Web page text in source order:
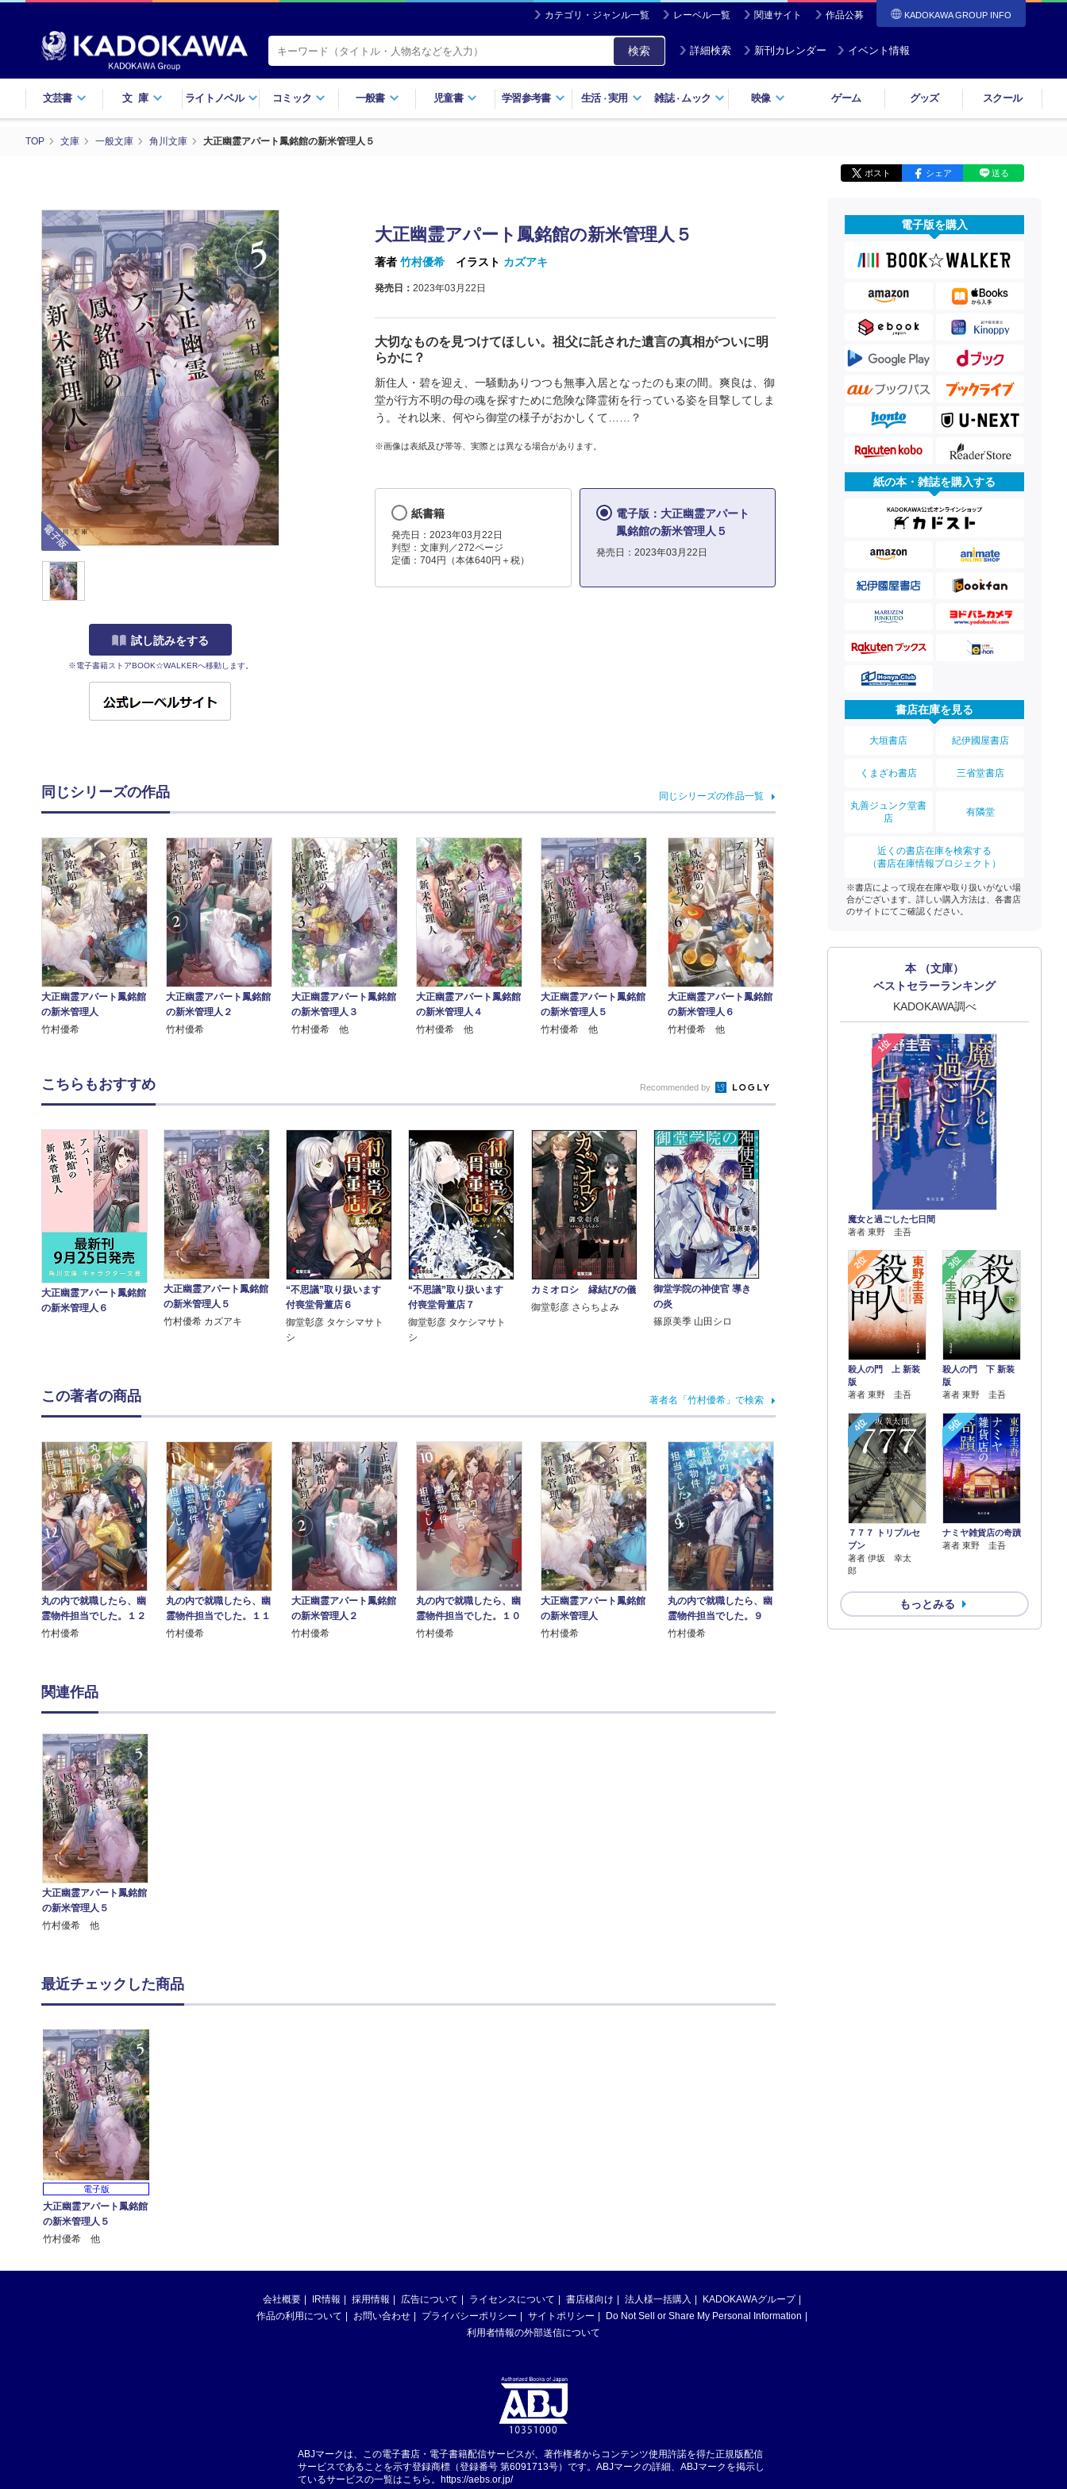
カテゴリ・ジャンル一覧 レーベル一覧 関連サイト 作品公募 KADOKAWA GROUP INFO
検索 詳細検索 新刊カレンダー イベント情報
文芸書 文庫 ライトノベル コミック 一般書 児童書 学習参考書 生活・実用 雑誌・ ムック 映像 ゲーム グッズ スクール
TOP 文庫 一般文庫 角川文庫 大正幽霊アパート鳳銘館の新米管理人５
ポスト シェア 送る
電子版
試し読みをする
※電子書籍ストアBOOK☆WALKERへ移動します。
大正幽霊アパート鳳銘館の新米管理人５
著者 竹村優希 イラスト カズアキ
発売日： 2023年03月22日
大切なものを見つけてほしい。祖父に託された遺言の真相がついに明
らかに？
新住人・碧を迎え、一騒動ありつつも無事入居となったのも束の間。爽良は、御
堂が行方不明の母の魂を探すために危険な降霊術を行っている姿を目撃してしま
う。それ以来、何やら御堂の様子がおかしくて……？
※画像は表紙及び帯等、実際とは異なる場合があります。
紙書籍
発売日：2023年03月22日
判型：文庫判／272ページ
定価：704円（本体640円＋税）
電子版：大正幽霊アパート
鳳銘館の新米管理人５
発売日：2023年03月22日
同じシリーズの作品 同じシリーズの作品一覧
大正幽霊アパート鳳銘館
の新米管理人
竹村優希
大正幽霊アパート鳳銘館
の新米管理人２
竹村優希
大正幽霊アパート鳳銘館
の新米管理人３
竹村優希 他
大正幽霊アパート鳳銘館
の新米管理人４
竹村優希 他
大正幽霊アパート鳳銘館
の新米管理人５
竹村優希 他
大正幽霊アパート鳳銘館
の新米管理人６
竹村優希 他
電子版を購入
紙の本・雑誌を購入する
書店在庫を見る
大垣書店 紀伊國屋書店
くまざわ書店 三省堂書店
丸善ジュンク堂書
店
有隣堂
近くの書店在庫を検索する
（書店在庫情報プロジェクト）
※書店によって現在在庫や取り扱いがない場
合がございます。詳しい購入方法は、各書店
のサイトにてご確認ください。
本 （文庫）
ベストセラーランキング
KADOKAWA調べ
1位
魔女と過ごした七日間
著者 東野 圭吾
2位
殺人の門 上 新装
版
著者 東野 圭吾
3位
殺人の門 下 新装
版
著者 東野 圭吾
4位
７７７ トリプルセ
ブン
著者 伊坂 幸太
郎
5位
ナミヤ雑貨店の奇蹟
著者 東野 圭吾
もっとみる
こちらもおすすめ Recommended by
大正幽霊アパート鳳銘館
の新米管理人６
大正幽霊アパート鳳銘館
の新米管理人５
竹村優希 カズアキ
“不思議”取り扱います
付喪堂骨董店６
御堂彰彦 タケシマサト
シ
“不思議”取り扱います
付喪堂骨董店７
御堂彰彦 タケシマサト
シ
カミオロシ 縁結びの儀
御堂彰彦 さらちよみ
御堂学院の神使官 導き
の炎
篠原美季 山田シロ
この著者の商品 著者名「竹村優希」で検索
丸の内で就職したら、幽
霊物件担当でした。１２
竹村優希
丸の内で就職したら、幽
霊物件担当でした。１１
竹村優希
大正幽霊アパート鳳銘館
の新米管理人２
竹村優希
丸の内で就職したら、幽
霊物件担当でした。１０
竹村優希
大正幽霊アパート鳳銘館
の新米管理人
竹村優希
丸の内で就職したら、幽
霊物件担当でした。９
竹村優希
関連作品
大正幽霊アパート鳳銘館
の新米管理人５
竹村優希 他
最近チェックした商品
電子版
大正幽霊アパート鳳銘館
の新米管理人５
竹村優希 他
会社概要 IR情報 採用情報 広告について ライセンスについて 書店様向け 法人様一括購入
KADOKAWAグループ
作品の利用について
お問い合わせ プライバシーポリシー サイトポリシー
Do Not Sell or Share My Personal Information
利用者情報の外部送信について
ABJマークは、この電子書店・電子書籍配信サービスが、著作権者からコンテンツ使用許諾を得た正規版配信
サービスであることを示す登録商標（登録番号 第6091713号）です。ABJマークの詳細、ABJマークを掲示し
ているサービスの一覧はこちら。 https://aebs.or.jp/